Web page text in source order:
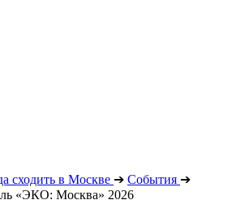
в Москве ➔ События ➔
«ЭКО: Москва» 2026